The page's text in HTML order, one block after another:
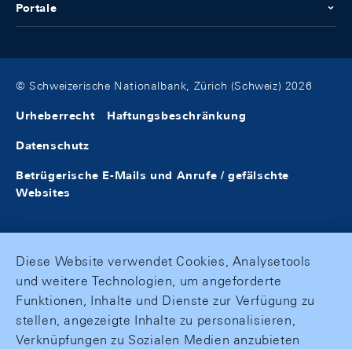
Portale
© Schweizerische Nationalbank, Zürich (Schweiz) 2026
Urheberrecht Haftungsbeschränkung
Datenschutz
Betrügerische E-Mails und Anrufe / gefälschte
Websites
Diese Website verwendet Cookies, Analysetools
und weitere Technologien, um angeforderte
Funktionen, Inhalte und Dienste zur Verfügung zu
stellen, angezeigte Inhalte zu personalisieren,
Verknüpfungen zu Sozialen Medien anzubieten